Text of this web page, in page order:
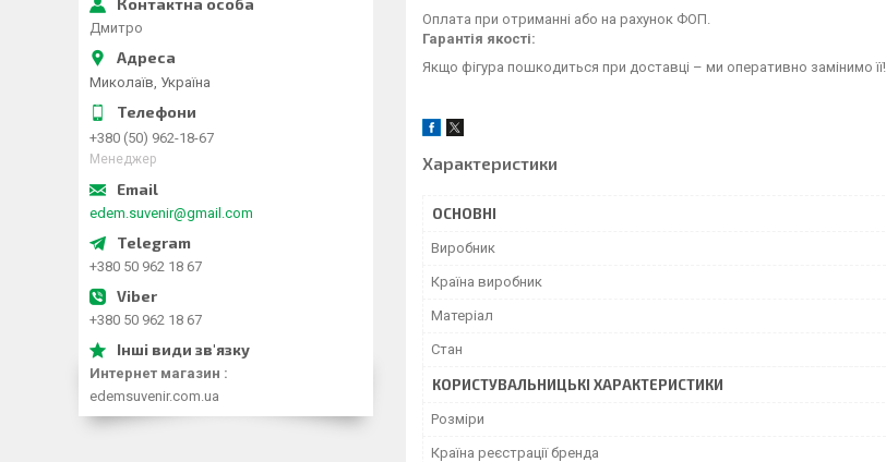
Оплата при отриманні або на рахунок ФОП.
Гарантія якості:
Якщо фігура пошкодиться при доставці – ми оперативно замінимо її!
Характеристики
ОСНОВНІ
Виробник
Країна виробник
Матеріал
Стан
КОРИСТУВАЛЬНИЦЬКІ ХАРАКТЕРИСТИКИ
Розміри
Країна реєстрації бренда
Дмитро
Миколаїв, Україна
+380 (50) 962-18-67
Менеджер
edem.suvenir@gmail.com
+380 50 962 18 67
+380 50 962 18 67
Интернет магазин
edemsuvenir.com.ua